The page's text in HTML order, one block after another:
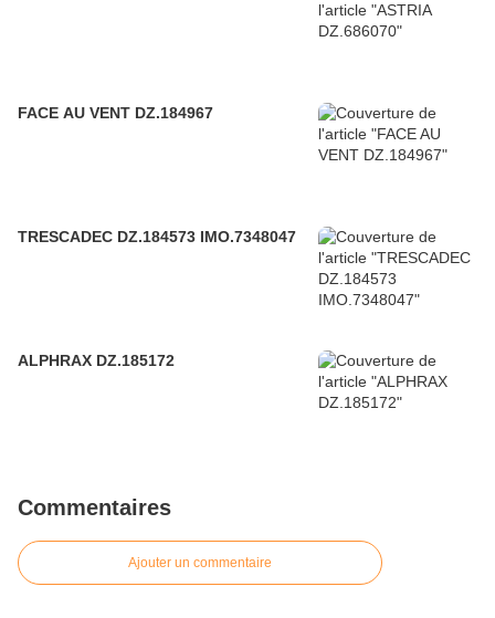
FACE AU VENT DZ.184967
TRESCADEC DZ.184573 IMO.7348047
ALPHRAX DZ.185172
Commentaires
Ajouter un commentaire